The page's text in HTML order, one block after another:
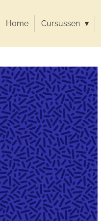
Home Cursussen